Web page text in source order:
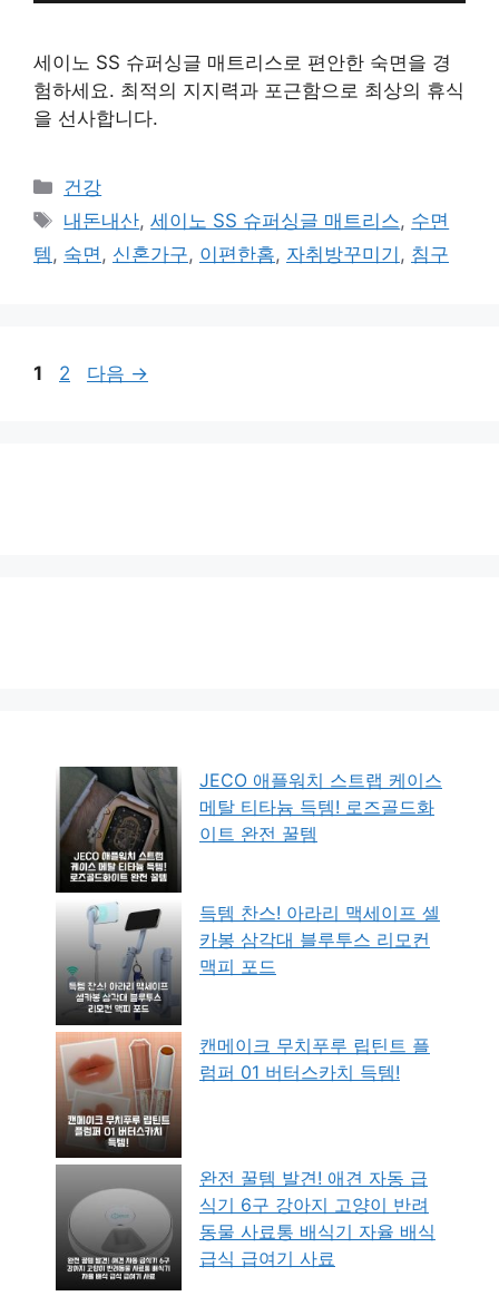
세이노 SS 슈퍼싱글 매트리스로 편안한 숙면을 경
험하세요. 최적의 지지력과 포근함으로 최상의 휴식
을 선사합니다.
카
테
리
건강
태
그
내돈내산,세이노 SS 슈퍼싱글 매트리스, 수면
템, 숙면, 신혼가구, 이편한홈, 자취방꾸미기 , 침구
페
1
페
2 다음 →
JECO 애플워치 스트랩 케이스
메탈 티타늄 득템! 로즈골드화
이트 완전 꿀템
득템 찬스! 아라리 맥세이프 셀
카봉 삼각대 블루투스 리모컨
맥피 포드
캔메이크 무치푸루 립틴트 플
럼퍼 01 버터스카치 득템!
완전 꿀템 발견! 애견 자동 급
식기 6구 강아지 고양이 반려
동물 사료통 배식기 자율 배식
급식 급여기 사료